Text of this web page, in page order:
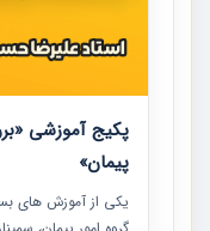
پکیج آموزشی
پیمان»
یکی از آموزش‏‏‏‏‏‏ های